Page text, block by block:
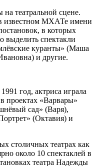
театральной сцене.
известном МХАТе имени
в которых
выделить спектакли
куранты» (Маша
и другие.
год, актриса играла
проектах «Варвары»
сад» (Варя),
(Октавия) и
столичных театрах как
около 10 спектаклей в
театра Надежды